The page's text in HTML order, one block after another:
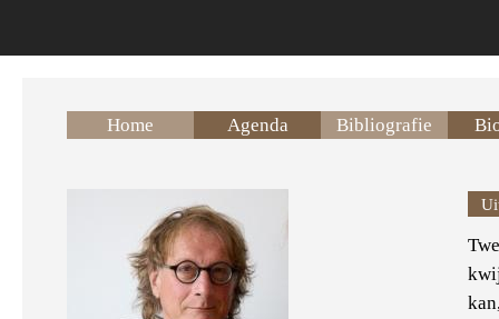
Home Agenda Bibliografie